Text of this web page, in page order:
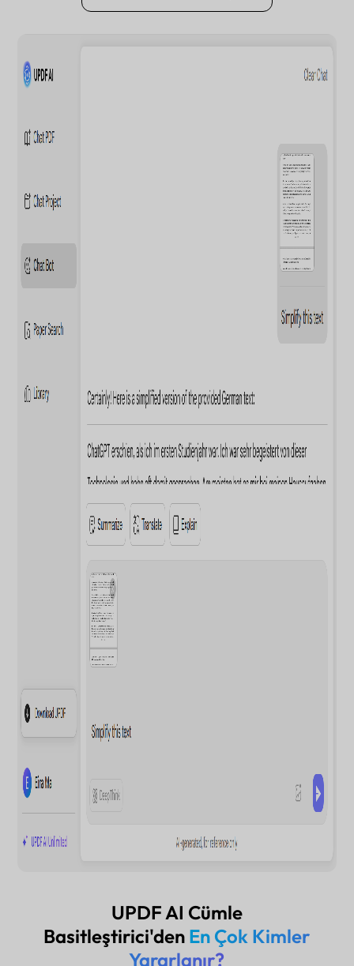
UPDF AI Cümle
Basitleştirici'den En Çok Kimler
Yararlanır?